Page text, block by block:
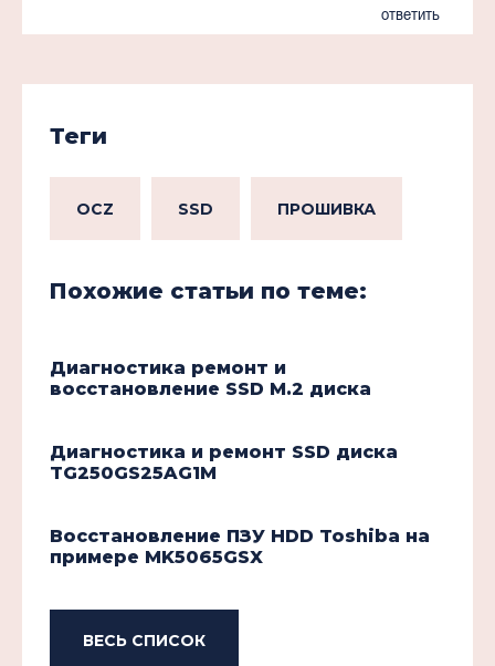
ответить
Теги
OCZ SSD ПРОШИВКА
Похожие статьи по теме:
Диагностика ремонт и
восстановление SSD M.2 диска
Диагностика и ремонт SSD диска
TG250GS25AG1M
Восстановление ПЗУ HDD Toshiba на
примере MK5065GSX
ВЕСЬ СПИСОК